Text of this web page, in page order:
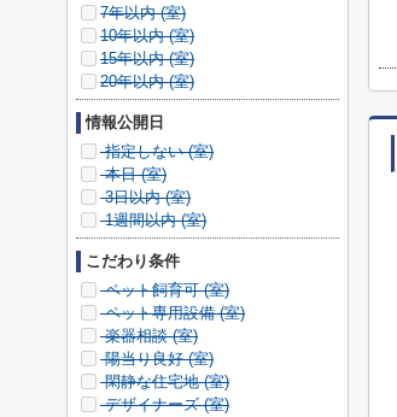
7年以内 (室)
10年以内 (室)
15年以内 (室)
20年以内 (室)
情報公開日
指定しない (室)
本日 (室)
3日以内 (室)
1週間以内 (室)
こだわり条件
ペット飼育可 (室)
ペット専用設備 (室)
楽器相談 (室)
陽当り良好 (室)
閑静な住宅地 (室)
デザイナーズ (室)